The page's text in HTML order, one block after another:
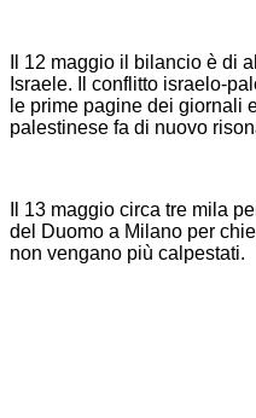
Il 12 maggio il bilancio è di
Israele. Il conflitto israelo-
le prime pagine dei giornali
palestinese fa di nuovo
Il 13 maggio circa tre mila
del Duomo a Milano per
non vengano più calpestati.